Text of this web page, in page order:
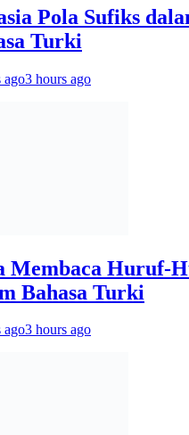
Pola Sufiks
Turki
ago3 hours ago
Membaca Huruf-
Bahasa Turki
ago3 hours ago